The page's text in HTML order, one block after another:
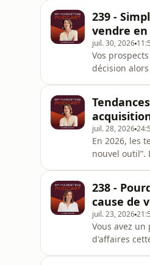
239 -
vendre en
juil. 30, 2026
Vos
décision
spécialiste
juil. 28, 2026
En 2026, les
nouvel outil”.
grandes
238 -
cause de
juil. 23, 2026
Vous avez
d'affaires